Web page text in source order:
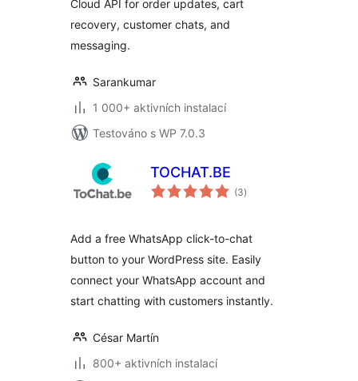
Cloud API for order updates, cart
recovery, customer chats, and
messaging.
Sarankumar
1 000+ aktivních instalací
Testováno s WP 7.0.3
TOCHAT.BE
(3celkové
hodnocení
)
Add a free WhatsApp click-to-chat
button to your WordPress site. Easily
connect your WhatsApp account and
start chatting with customers instantly.
César Martín
800+ aktivních instalací